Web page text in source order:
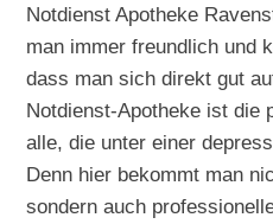
Notdienst Apotheke
man immer freundlich und
dass man sich direkt gut
Notdienst-Apotheke ist die
alle, die unter einer
Denn hier bekommt man
sondern auch